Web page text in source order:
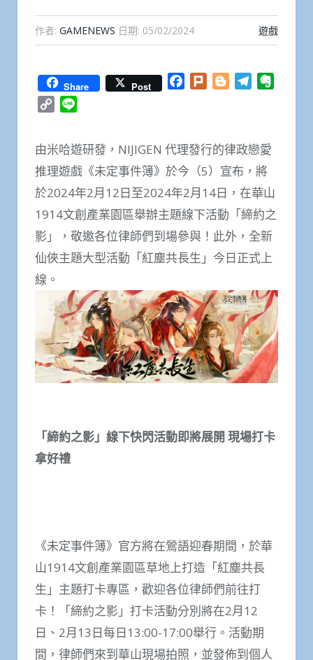
作者: GAMENEWS 日期: 05/02/2024 遊戲
Share Post Facebook
Plurk BloggerTelegram
Copy
由米哈遊研發，NIJIGEN 代理發行的律政戀愛
推理遊戲《未定事件簿》於今（5）宣布，將
於2024年2月12日至2024年2月14日，在華山
1914文創產業園區舉辦主題線下活動「締約之
影」，敬邀各位律師們到場參與！此外，全新
仙俠主題大型活動「紅塵共長生」今日正式上
線。
「締約之影」線下快閃活動即將展開 現場打卡
拿好禮
《未定事件簿》官方將在鶯語迎春期間，於華
山1914文創產業園區草地上打造「紅塵共長
生」主題打卡專區，歡迎各位律師們前往打
卡！「締約之影」打卡活動分別將在2月12
日、2月13日每日13:00-17:00舉行。活動期
間，律師們來到華山現場拍照，並發佈到個人